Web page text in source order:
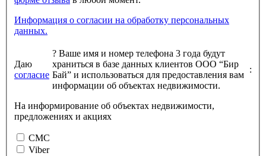
Информация о согласии на обработку персональных
данных.
Даю
согласие
? Ваше имя и номер телефона 3 года будут
храниться в базе данных клиентов ООО “Бир
Бай” и использоваться для предоставления вам
информации об объектах недвижимости.
:
На информирование об объектах недвижимости,
предложениях и акциях
СМС
Viber